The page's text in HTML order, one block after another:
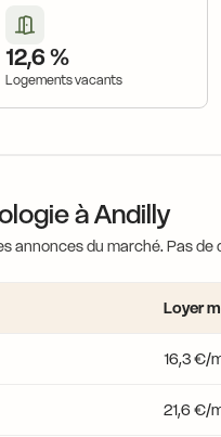
12,6 %
Logements vacants
à Andilly
annonces du marché. Pas
Loyer
16,3 €/
21,6 €/